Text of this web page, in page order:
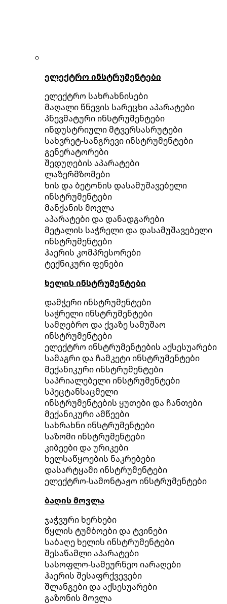
ელექტრო ინსტრუმენტები
ელექტრო სახრახნისები
მაღალი წნევის სარეცხი აპარატები
პნევმატური ინსტრუმენტები
ინდუსტრიული მტვერსასრუტები
სახვრეტ-სანგრევი ინსტრუმენტები
გენერატორები
შედუღების აპარატები
ლაზერმზომები
ხის და ბეტონის დასამუშავებელი
ინსტრუმენტები
მანქანის მოვლა
აპარატები და დანადგარები
მეტალის საჭრელი და დასამუშავებელი
ინსტრუმენტები
ჰაერის კომპრესორები
ტექნიკური ფენები
ხელის ინსტრუმენტები
დამჭერი ინსტრუმენტები
საჭრელი ინსტრუმენტები
სამღებრო და ქვაზე სამუშაო
ინსტრუმენტები
ელექტრო ინსტრუმენტების აქსესუარები
სამაგრი და ჩამკეტი ინსტრუმენტები
მექანიკური ინსტრუმენტები
საპრიალებელი ინსტრუმენტები
სპეცტანსაცმელი
ინსტრუმენტების ყუთები და ჩანთები
მექანიკური ამწეები
სახრახნი ინსტრუმენტები
საზომი ინსტრუმენტები
კიბეები და ურიკები
ხელსაწყოების ნაკრებები
დასარტყამი ინსტრუმენტები
ელექტრო-სამონტაჟო ინსტრუმენტები
ბაღის მოვლა
ჯაჭვური ხერხები
წყლის ტუმბოები და ტვინები
საბაღე ხელის ინსტრუმენტები
შესაწამლი აპარატები
სასოფლო-სამეურნეო იარაღები
ჰაერის შესაფრქვევები
შლანგები და აქსესუარები
გაზონის მოვლა